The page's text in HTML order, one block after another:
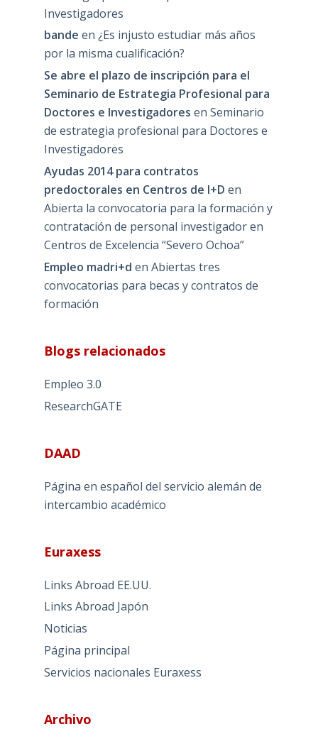
Investigadores
bande en ¿Es injusto estudiar más años
por la misma cualificación?
Se abre el plazo de inscripción para el
Seminario de Estrategia Profesional para
Doctores e Investigadores en Seminario
de estrategia profesional para Doctores e
Investigadores
Ayudas 2014 para contratos
predoctorales en Centros de I+D en
Abierta la convocatoria para la formación y
contratación de personal investigador en
Centros de Excelencia “Severo Ochoa”
Empleo madri+d en Abiertas tres
convocatorias para becas y contratos de
formación
Blogs relacionados
Empleo 3.0
ResearchGATE
DAAD
Página en español del servicio alemán de
intercambio académico
Euraxess
Links Abroad EE.UU.
Links Abroad Japón
Noticias
Página principal
Servicios nacionales Euraxess
Archivo